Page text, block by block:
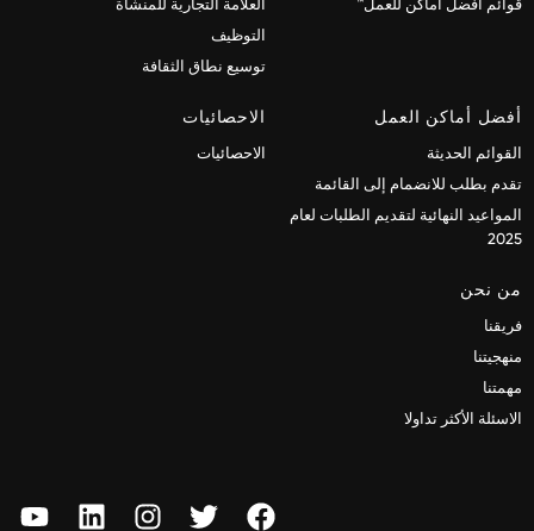
قوائم أفضل أماكن للعمل™
العلامة التجارية للمنشأة
التوظيف
توسيع نطاق الثقافة
أفضل أماكن العمل
القوائم الحديثة
تقدم بطلب للانضمام إلى القائمة
المواعيد النهائية لتقديم الطلبات لعام
2025
الاحصائيات
الاحصائيات
من نحن
فريقنا
منهجيتنا
مهمتنا
الاسئلة الأكثر تداولا